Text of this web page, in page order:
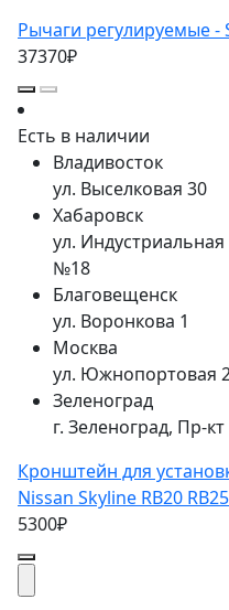
Рычаги регулируемые -
37370₽
Есть в наличии
Владивосток
ул. Выселковая 30
Хабаровск
ул.
№18
Благовещенск
ул. Воронкова 1
Москва
ул. Южнопортовая
Зеленоград
г. Зеленоград, Пр-
Кронштейн для
Nissan Skyline RB20
5300₽